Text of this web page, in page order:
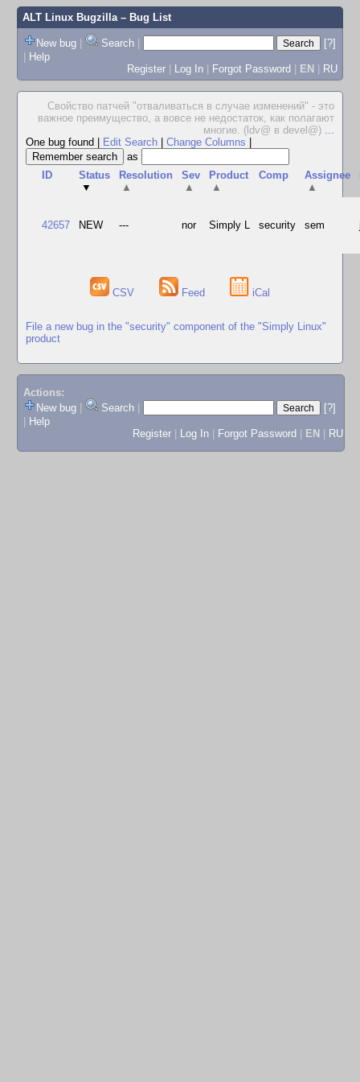
ALT Linux Bugzilla– Bug List
New bug | Search |
[?]
| Help
Register | Log In | Forgot Password | EN | RU
Свойство патчей "отваливаться в случае изменений" - это
важное преимущество, а вовсе не недостаток, как полагают
многие. (ldv@ в devel@) ...
One bug found
Edit Search Change Columns
as
ID
Status
▼
Resolution
▲
Sev
▲
Product
▲
Comp
Assignee
▲
42657 NEW --- nor Simply L security sem
CSV Feed iCal
File a new bug in the "security" component of the "Simply Linux"
product
Actions:
New bug
Search
[?]
Help
Register
Log In Forgot Password EN RU